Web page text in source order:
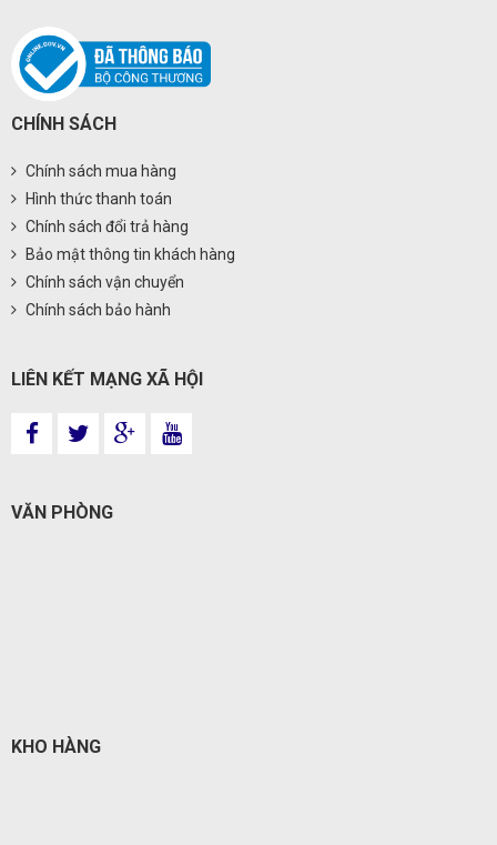
CHÍNH SÁCH
Chính sách mua hàng
Hình thức thanh toán
Chính sách đổi trả hàng
Bảo mật thông tin khách hàng
Chính sách vận chuyển
Chính sách bảo hành
LIÊN KẾT MẠNG XÃ HỘI
VĂN PHÒNG
KHO HÀNG